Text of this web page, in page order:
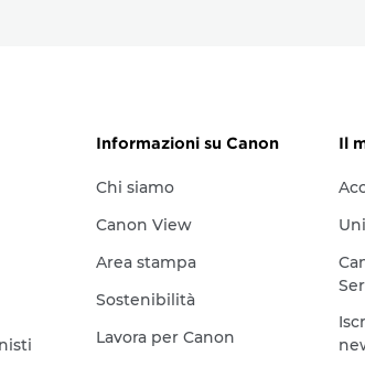
Informazioni su Canon
Chi siamo
Canon View
Area stampa
Sostenibilità
Lavora per Canon
Il